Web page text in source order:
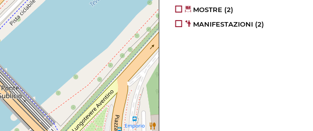
MOSTRE (2)
MANIFESTAZIONI (2)